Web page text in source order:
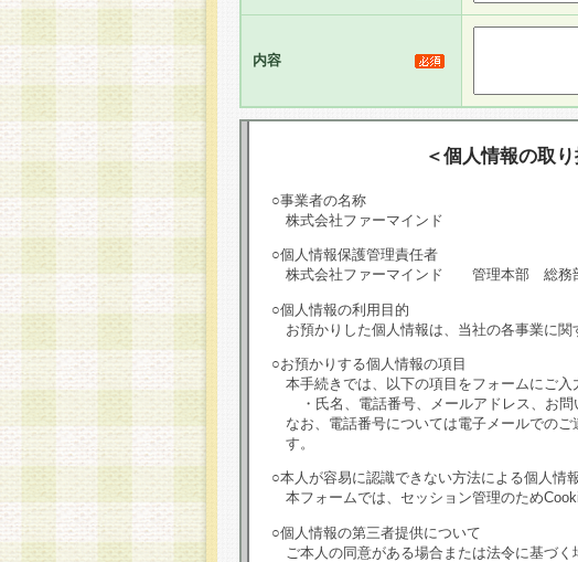
内容
＜個人情報の取
○事業者の名称
株式会社ファーマインド
○個人情報保護管理責任者
株式会社ファーマインド 管理本部 総務
○個人情報の利用目的
お預かりした個人情報は、当社の各事業に関
○お預かりする個人情報の項目
本手続きでは、以下の項目をフォームにご入
・氏名、電話番号、メールアドレス、お
なお、電話番号については電子メールでの
す。
○本人が容易に認識できない方法による個人情
本フォームでは、セッション管理のため
○個人情報の第三者提供について
ご本人の同意がある場合または法令に基づ